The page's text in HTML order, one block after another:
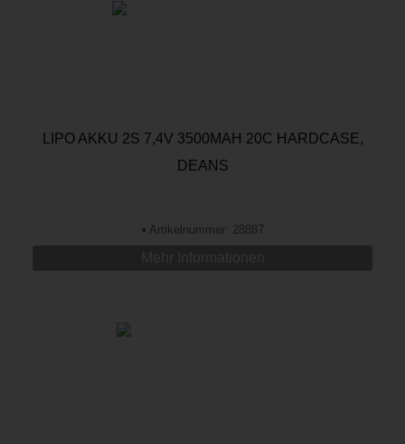
LIPO AKKU 2S 7,4V 3500MAH 20C HARDCASE,
DEANS
• Artikelnummer: 28887